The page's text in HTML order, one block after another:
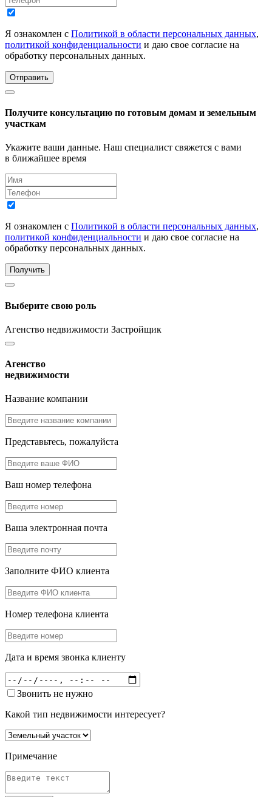
Я ознакомлен с Политикой в области персональных данных,
политикой конфиденциальности и даю свое согласие на
обработку персональных данных.
Отправить
Получите консультацию по готовым домам и земельным
участкам
Укажите ваши данные. Наш специалист свяжется с вами
в ближайшее время
Я ознакомлен с Политикой в области персональных данных,
политикой конфиденциальности и даю свое согласие на
обработку персональных данных.
Получить
Выберите свою роль
Агенство недвижимости Застройщик
Агенство
недвижимости
Название компании
Представьтесь, пожалуйста
Ваш номер телефона
Ваша электронная почта
Заполните ФИО клиента
Номер телефона клиента
Дата и время звонка клиенту
Звонить не нужно
Какой тип недвижимости интересует?
Примечание